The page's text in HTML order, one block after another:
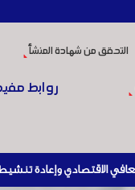
التحقق من شهادة المنشأ
روابط